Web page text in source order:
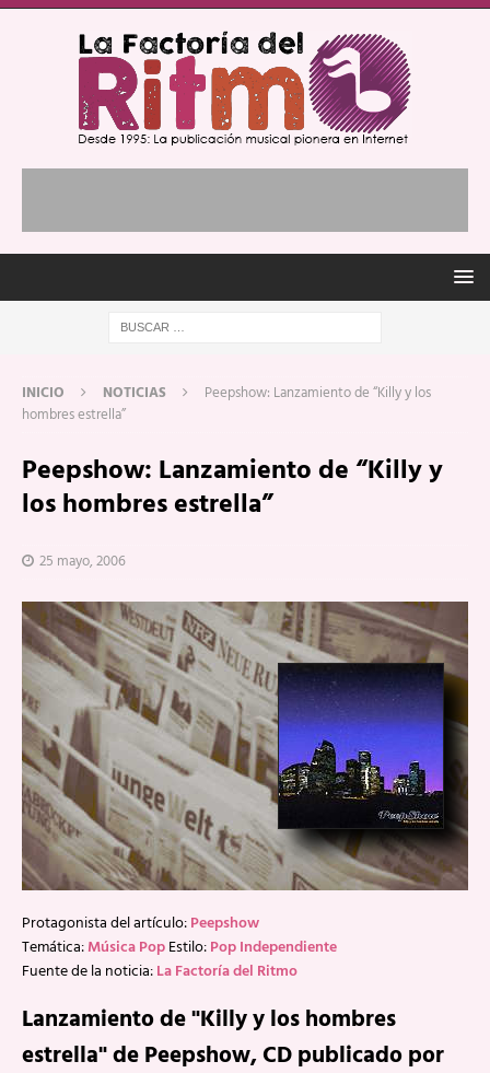
INICIO NOTICIAS
Peepshow: Lanzamiento de “Killy y los
hombres estrella”
Peepshow: Lanzamiento de “Killy y
los hombres estrella”
25 mayo, 2006
Protagonista del artículo:Peepshow
Temática:Música PopEstilo:Pop Independiente
Fuente de la noticia:La Factoría del Ritmo
Lanzamiento de "Killy y los hombres
estrella" de Peepshow, CD publicado por